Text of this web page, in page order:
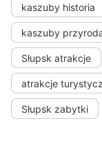
kaszuby historia
kaszuby
Słupsk atrakcje
atrakcje
Słupsk zabytki